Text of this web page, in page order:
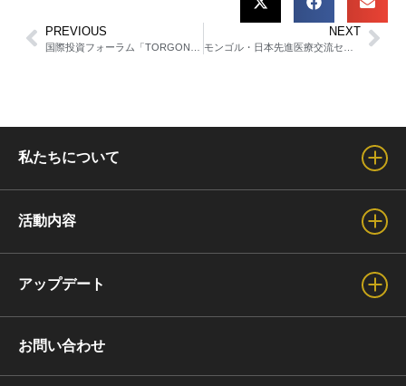
PREVIOUS NEXT
私たちについて
会長からのご挨拶
活動内容
事業活動紹介
基本理念
アップデート
ニュース
お問い合わせ